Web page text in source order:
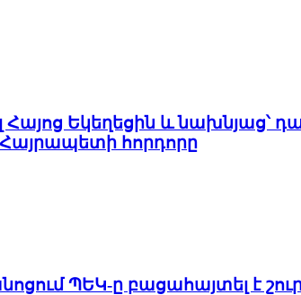
Հայոց Եկեղեցին և նախնյաց՝
հորդորը
ՊԵԿ-ը բացահայտել է